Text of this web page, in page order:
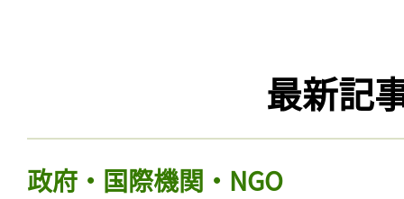
最新記
政府・国際機関・NGO